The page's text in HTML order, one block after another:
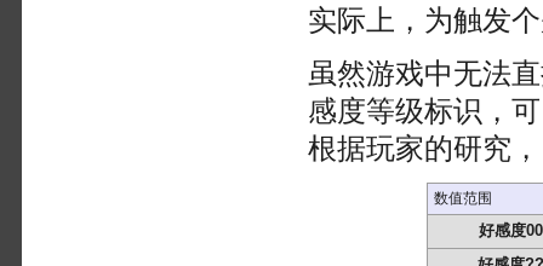
实际上，为触发
虽然游戏中无法
感度等级标识，
根据玩家的研究
数值范围
好感度